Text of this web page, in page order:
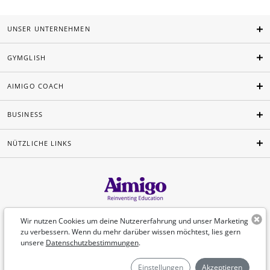
Wir nutzen Cookies um deine Nutzererfahrung und unser Marketing
zu verbessern. Wenn du mehr darüber wissen möchtest, lies gern
unsere Datenschutzbestimmungen.
Einstellungen Akzeptieren
UNSER UNTERNEHMEN
GYMGLISH
AIMIGO COACH
BUSINESS
NÜTZLICHE LINKS
Deutsch
©Aimigo 2026